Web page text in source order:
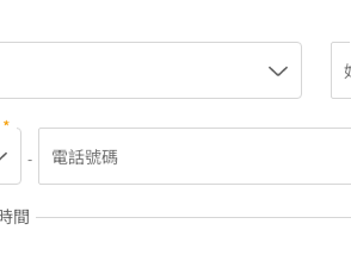
*
-
間